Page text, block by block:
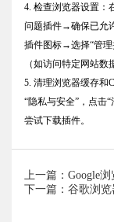
4. 检查浏览器设置：
问题插件→确保已允
插件图标→选择“管
（如访问特定网站数
5. 清理浏览器缓存和
“隐私与安全”，点击
尝试下载插件。
上一篇：Google
下一篇：谷歌浏